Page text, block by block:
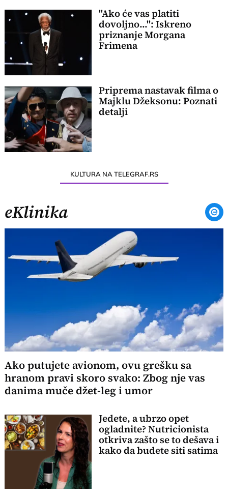
"Ako će vas platiti
dovoljno...": Iskreno
priznanje Morgana
Frimena
Priprema nastavak filma o
Majklu Džeksonu: Poznati
detalji
KULTURA NA TELEGRAF.RS
eKlinika
Ako putujete avionom, ovu grešku sa
hranom pravi skoro svako: Zbog nje vas
danima muče džet-leg i umor
Jedete, a ubrzo opet
ogladnite? Nutricionista
otkriva zašto se to dešava i
kako da budete siti satima